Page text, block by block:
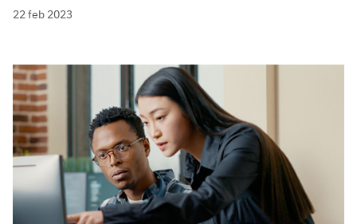
22 feb 2023